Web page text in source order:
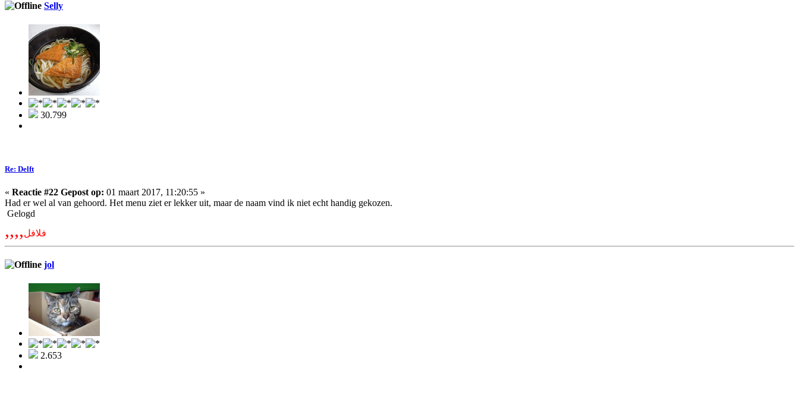
Selly
30.799
Re: Delft
« Reactie #22 Gepost op: 01 maart 2017, 11:20:55 »
Had er wel al van gehoord. Het menu ziet er lekker uit, maar de naam vind ik niet echt handig gekozen.
Gelogd
,,,,فلافل
jol
2.653